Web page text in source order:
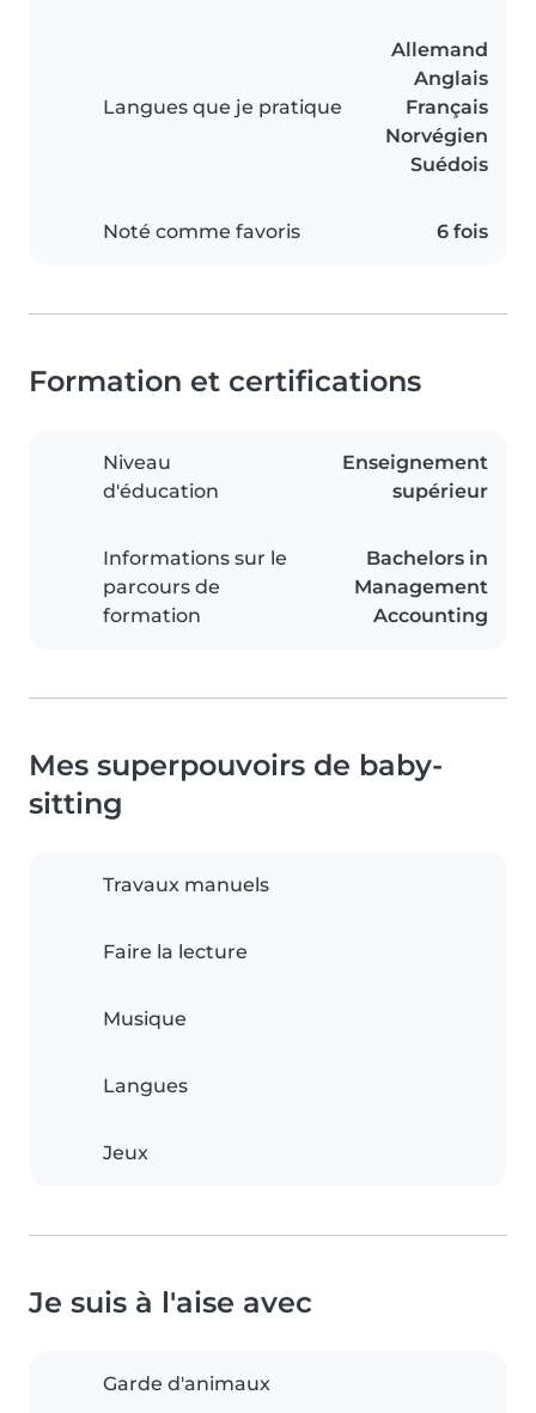
Langues que je pratique
Allemand
Anglais
Français
Norvégien
Suédois
Noté comme favoris 6 fois
Formation et certifications
Niveau
d'éducation
Enseignement
supérieur
Informations sur le
parcours de
formation
Bachelors in
Management
Accounting
Mes superpouvoirs de baby-
sitting
Travaux manuels
Faire la lecture
Musique
Langues
Jeux
Je suis à l'aise avec
Garde d'animaux